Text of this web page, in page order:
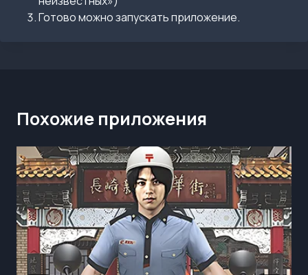
Готово можно запускать приложение.
Похожие приложения